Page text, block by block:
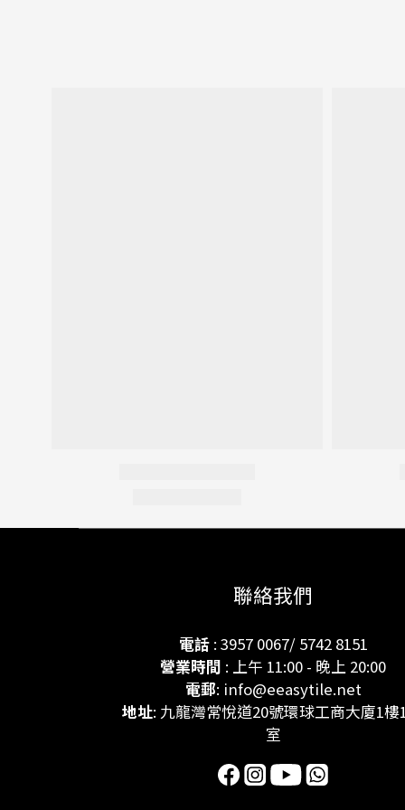
聯絡我們
電話: 3957 0067/ 5742 8151
營業時間 : 上午 11:00 - 晚上 20:00
電郵: info@eeasytile.net
地址: 九龍灣常悅道20號環球工商大廈1樓
室